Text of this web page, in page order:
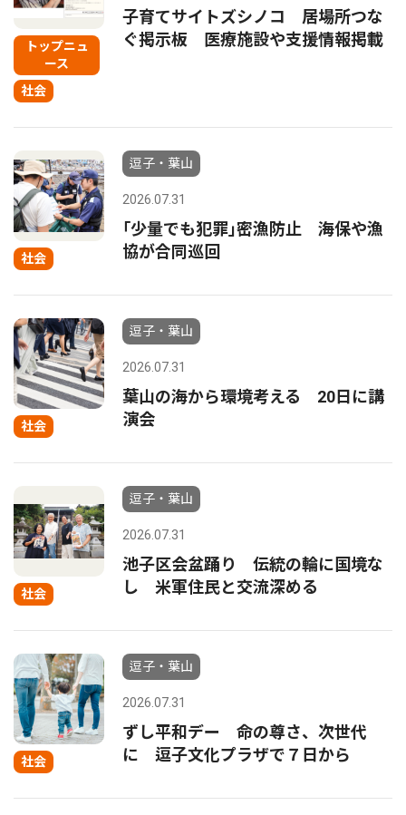
トップニュ
ース
社会
子育てサイトズシノコ 居場所つな
ぐ掲示板 医療施設や支援情報掲載
社会
逗子・葉山
2026.07.31
｢少量でも犯罪｣密漁防止 海保や漁
協が合同巡回
社会
逗子・葉山
2026.07.31
葉山の海から環境考える 20日に講
演会
社会
逗子・葉山
2026.07.31
池子区会盆踊り 伝統の輪に国境な
し 米軍住民と交流深める
社会
逗子・葉山
2026.07.31
ずし平和デー 命の尊さ、次世代
に 逗子文化プラザで７日から